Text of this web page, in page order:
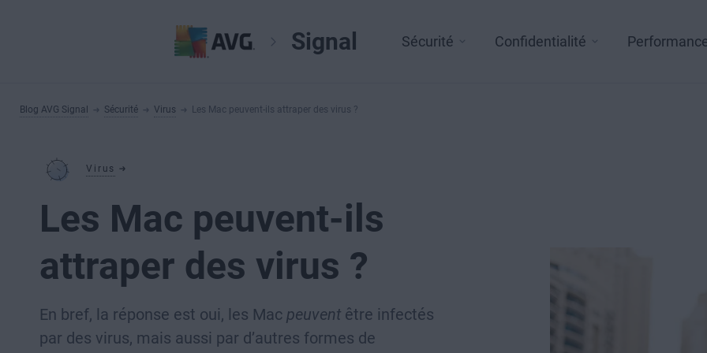
Signal Sécurité Confidentialité
Blog AVG Signal Sécurité Virus Les Mac peuvent-ils attraper des virus ?
Virus
Les Mac peuvent-ils
attraper des virus ?
En bref, la réponse est oui, les Mac peuvent être infectés
par des virus, mais aussi par d’autres formes de